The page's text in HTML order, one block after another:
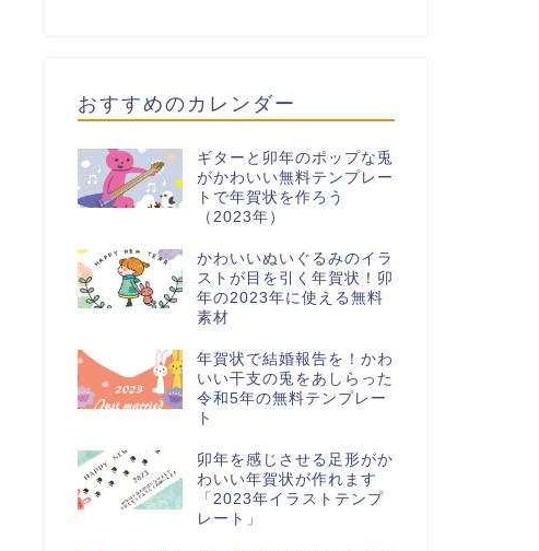
おすすめのカレンダー
ギターと卯年のポップな兎
がかわいい無料テンプレー
トで年賀状を作ろう
（2023年）
かわいいぬいぐるみのイラ
ストが目を引く年賀状！卯
年の2023年に使える無料
素材
年賀状で結婚報告を！かわ
いい干支の兎をあしらった
令和5年の無料テンプレー
ト
卯年を感じさせる足形がか
わいい年賀状が作れます
「2023年イラストテンプ
レート」